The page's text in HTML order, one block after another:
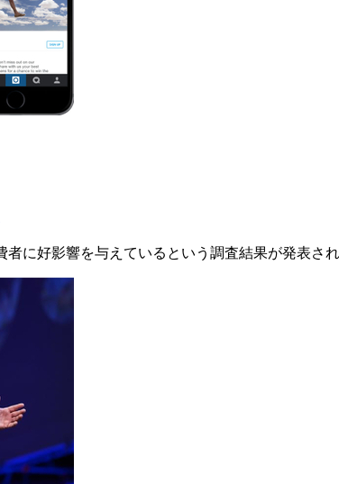
に好影響を与えているという調査結果が発表され